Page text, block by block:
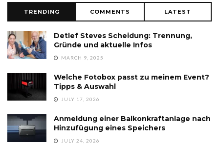
TRENDING COMMENTS LATEST
Detlef Steves Scheidung: Trennung,
Gründe und aktuelle Infos
MARCH 9, 2025
Welche Fotobox passt zu meinem Event?
Tipps & Auswahl
JULY 17, 2026
Anmeldung einer Balkonkraftanlage nach
Hinzufügung eines Speichers
JULY 24, 2026